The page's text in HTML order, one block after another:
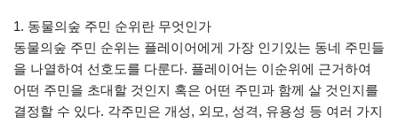
1. 동물의숲 주민 순위란 무엇인가
동물의숲 주민 순위는 플레이어에게 가장 인기있는 동네 주민들
을 나열하여 선호도를 다룬다. 플레이어는 이순위에 근거하여
어떤 주민을 초대할 것인지 혹은 어떤 주민과 함께 살 것인지를
결정할 수 있다. 각주민은 개성, 외모, 성격, 유용성 등 여러 가지